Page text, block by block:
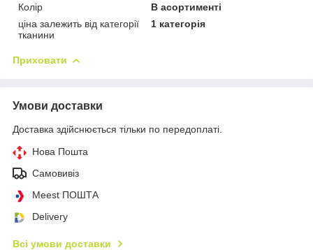
Колір
В асортименті
ціна залежить від категорії
тканини
1 категорія
Приховати
Умови доставки
Доставка здійснюється тільки по передоплаті.
Нова Пошта
Самовивіз
Meest ПОШТА
Delivery
Всі умови доставки